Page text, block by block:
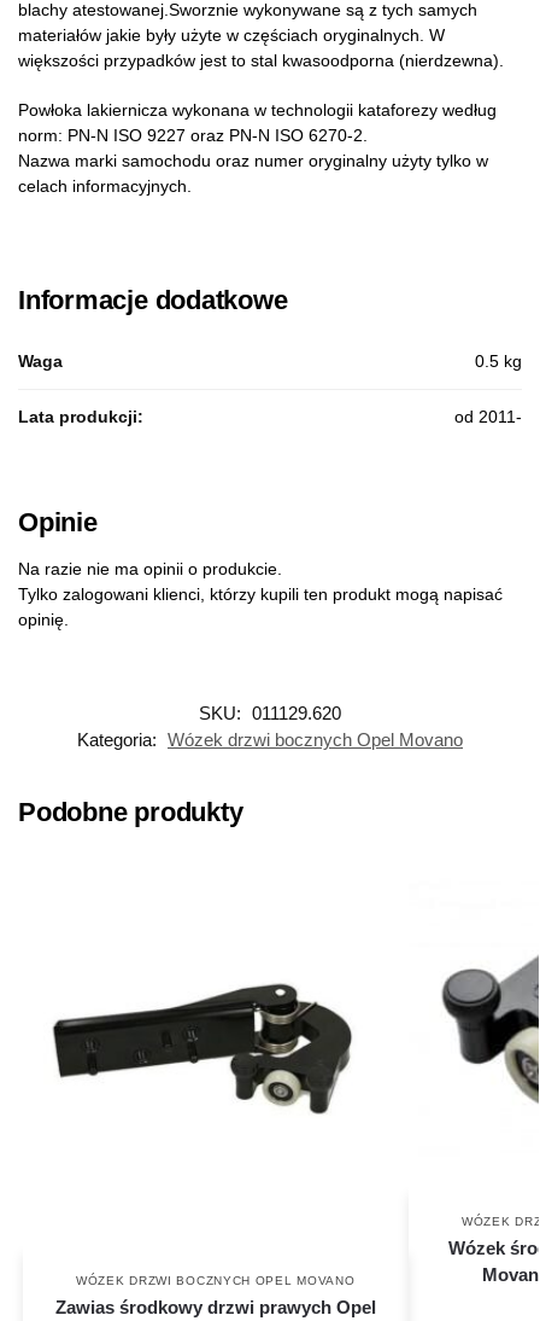
blachy atestowanej.Sworznie wykonywane są z tych samych
materiałów jakie były użyte w częściach oryginalnych. W
większości przypadków jest to stal kwasoodporna (nierdzewna).
Powłoka lakiernicza wykonana w technologii kataforezy według
norm: PN-N ISO 9227 oraz PN-N ISO 6270-2.
Nazwa marki samochodu oraz numer oryginalny użyty tylko w
celach informacyjnych.
Informacje dodatkowe
Waga 0.5 kg
Lata produkcji: od 2011-
Opinie
Na razie nie ma opinii o produkcie.
Tylko zalogowani klienci, którzy kupili ten produkt mogą napisać
opinię.
SKU: 011129.620
Kategoria: Wózek drzwi bocznych Opel Movano
Podobne produkty
WÓZEK DRZWI BOCZNYCH OPEL MOVANO
Zawias środkowy drzwi prawych Opel
WÓZEK
Wózek